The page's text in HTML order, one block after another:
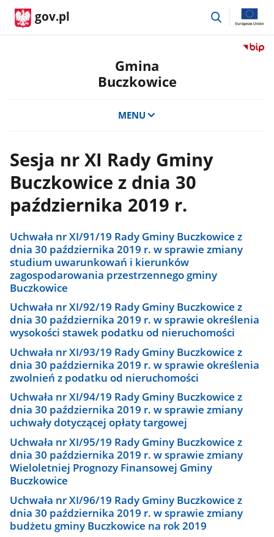
gov.pl
przejdź
Przejdź
Gmina
Buczkowice
MENU
Sesja nr XI Rady Gminy
Buczkowice z dnia 30
października 2019 r.
Uchwała nr XI/91/19 Rady Gminy Buczkowice z
dnia 30 października 2019 r. w sprawie zmiany
studium uwarunkowań i kierunków
zagospodarowania przestrzennego gminy
Buczkowice
Uchwała nr XI/92/19 Rady Gminy Buczkowice z
dnia 30 października 2019 r. w sprawie określenia
wysokości stawek podatku od nieruchomości
Uchwała nr XI/93/19 Rady Gminy Buczkowice z
dnia 30 października 2019 r. w sprawie określenia
zwolnień z podatku od nieruchomości
Uchwała nr XI/94/19 Rady Gminy Buczkowice z
dnia 30 października 2019 r. w sprawie zmiany
uchwały dotyczącej opłaty targowej
Uchwała nr XI/95/19 Rady Gminy Buczkowice z
dnia 30 października 2019 r. w sprawie zmiany
Wieloletniej Prognozy Finansowej Gminy
Buczkowice
Uchwała nr XI/96/19 Rady Gminy Buczkowice z
dnia 30 października 2019 r. w sprawie zmiany
budżetu gminy Buczkowice na rok 2019